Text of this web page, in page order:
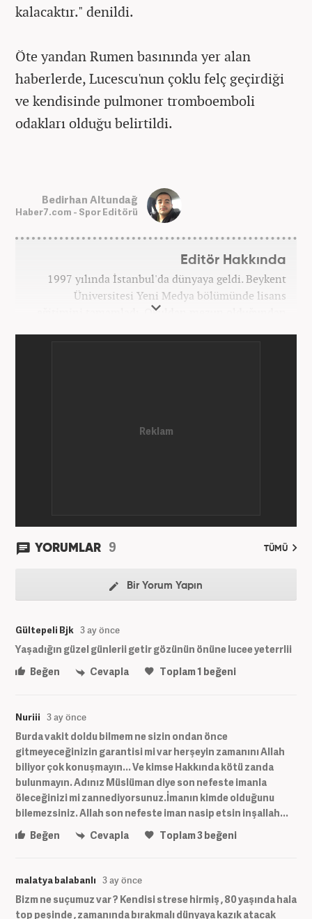
kalacaktır." denildi.
Öte yandan Rumen basınında yer alan
haberlerde, Lucescu'nun çoklu felç geçirdiği
ve kendisinde pulmoner tromboemboli
odakları olduğu belirtildi.
Bedirhan Altundağ
Haber7.com - Spor Editörü
Editör Hakkında
1997 yılında İstanbul'da dünyaya geldi. Beykent
Üniversitesi Yeni Medya bölümünde lisans
eğitimini tamamladı. Okuldan mezun olduğundan
YORUMLAR 9 TÜMÜ
Bir Yorum Yapın
Gültepeli Bjk 3 ay önce
Yaşadığın güzel günlerii getir gözünün önüne lucee yeterrlii
Beğen
Cevapla Toplam1 beğeni
Nuriii 3 ay önce
Burda vakit doldu bilmem ne sizin ondan önce
gitmeyeceğinizin garantisi mi var herşeyin zamanını Allah
biliyor çok konuşmayın... Ve kimse Hakkında kötü zanda
bulunmayın. Adınız Müslüman diye son nefeste imanla
öleceğinizi mi zannediyorsunuz.İmanın kimde olduğunu
bilemezsiniz. Allah son nefeste iman nasip etsin inşallah...
Beğen
Cevapla Toplam3beğeni
malatya balabanlı 3 ay önce
Bizm ne suçumuz var ? Kendisi strese hirmiş , 80 yaşında hala
top peşinde , zamanında bırakmalı dünyaya kazık atacak